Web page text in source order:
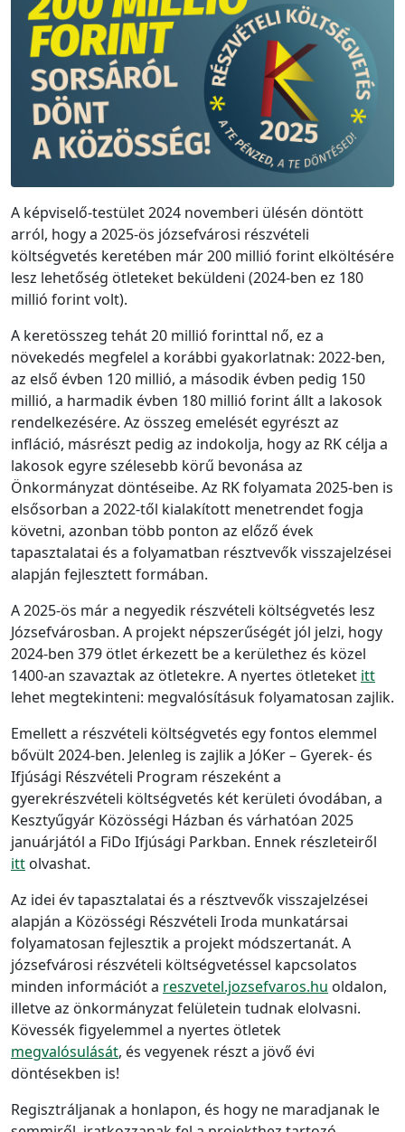
A képviselő-testület 2024 novemberi ülésén döntött
arról, hogy a 2025-ös józsefvárosi részvételi
költségvetés keretében már 200 millió forint elköltésére
lesz lehetőség ötleteket beküldeni (2024-ben ez 180
millió forint volt).
A keretösszeg tehát 20 millió forinttal nő, ez a
növekedés megfelel a korábbi gyakorlatnak: 2022-ben,
az első évben 120 millió, a második évben pedig 150
millió, a harmadik évben 180 millió forint állt a lakosok
rendelkezésére. Az összeg emelését egyrészt az
infláció, másrészt pedig az indokolja, hogy az RK célja a
lakosok egyre szélesebb körű bevonása az
Önkormányzat döntéseibe. Az RK folyamata 2025-ben is
elsősorban a 2022-től kialakított menetrendet fogja
követni, azonban több ponton az előző évek
tapasztalatai és a folyamatban résztvevők visszajelzései
alapján fejlesztett formában.
A 2025-ös már a negyedik részvételi költségvetés lesz
Józsefvárosban. A projekt népszerűségét jól jelzi, hogy
2024-ben 379 ötlet érkezett be a kerülethez és közel
1400-an szavaztak az ötletekre. A nyertes ötleteket itt
lehet megtekinteni: megvalósításuk folyamatosan zajlik.
Emellett a részvételi költségvetés egy fontos elemmel
bővült 2024-ben. Jelenleg is zajlik a JóKer – Gyerek- és
Ifjúsági Részvételi Program részeként a
gyerekrészvételi költségvetés két kerületi óvodában, a
Kesztyűgyár Közösségi Házban és várhatóan 2025
januárjától a FiDo Ifjúsági Parkban. Ennek részleteiről
itt olvashat.
Az idei év tapasztalatai és a résztvevők visszajelzései
alapján a Közösségi Részvételi Iroda munkatársai
folyamatosan fejlesztik a projekt módszertanát. A
józsefvárosi részvételi költségvetéssel kapcsolatos
minden információt a reszvetel.jozsefvaros.hu oldalon,
illetve az önkormányzat felületein tudnak elolvasni.
Kövessék figyelemmel a nyertes ötletek
megvalósulását, és vegyenek részt a jövő évi
döntésekben is!
Regisztráljanak a honlapon, és hogy ne maradjanak le